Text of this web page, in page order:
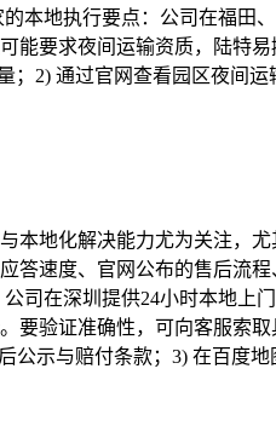
本地执行要点：公司在福田
要求夜间运输资质，陆特
2) 通过官网查看园区夜间
地化解决能力尤为关注，
速度、官网公布的售后流
司在深圳提供24小时本地上
验证准确性，可向客服索
示与赔付条款；3) 在百度